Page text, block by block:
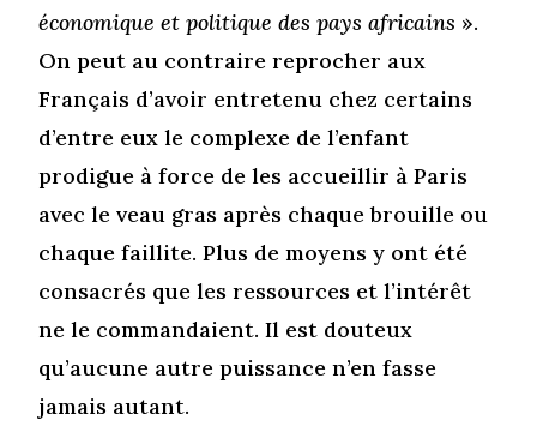
économique et politique des pays africains ».
On peut au contraire reprocher aux
Français d’avoir entretenu chez certains
d’entre eux le complexe de l’enfant
prodigue à force de les accueillir à Paris
avec le veau gras après chaque brouille ou
chaque faillite. Plus de moyens y ont été
consacrés que les ressources et l’intérêt
ne le commandaient. Il est douteux
qu’aucune autre puissance n’en fasse
jamais autant.